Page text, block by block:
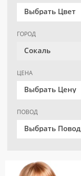
Выбрать Цвет
ГОРОД
Сокаль
ЦЕНА
Выбрать Цену
ПОВОД
Выбрать Повод